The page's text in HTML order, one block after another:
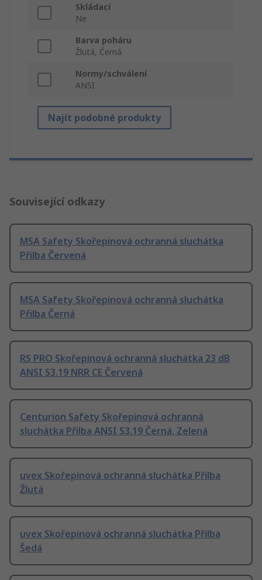
Skládací
Ne
Barva poháru
Žlutá, Černá
Normy/schválení
ANSI
Najít podobné produkty
Související odkazy
MSA Safety Skořepinová ochranná sluchátka
Přilba Červená
MSA Safety Skořepinová ochranná sluchátka
Přilba Černá
RS PRO Skořepinová ochranná sluchátka 23 dB
ANSI S3.19 NRR CE Červená
Centurion Safety Skořepinová ochranná
sluchátka Přilba ANSI S3.19 Černá, Zelená
uvex Skořepinová ochranná sluchátka Přilba
Žlutá
uvex Skořepinová ochranná sluchátka Přilba
Šedá